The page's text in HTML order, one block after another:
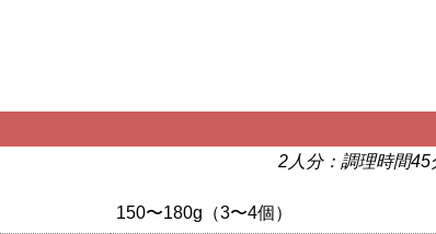
2人分：調理時間45
150〜180g（3〜4個）